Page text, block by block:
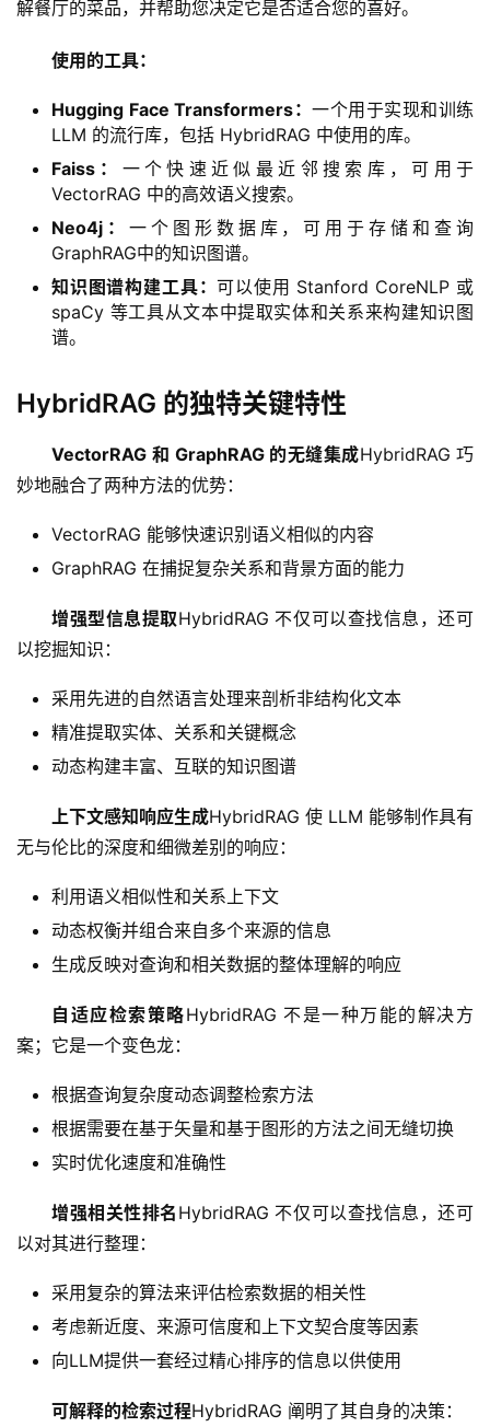
化
解餐厅的菜品，并帮助您决定它是否适合您的喜好。
使用的工具：
Hugging Face Transformers： 一个用于实现和训练
LLM 的流行库，包括 HybridRAG 中使用的库。
Faiss： 一个快速近似最近邻搜索库，可用于
VectorRAG 中的高效语义搜索。
Neo4j： 一个图形数据库，可用于存储和查询
GraphRAG中的知识图谱。
知识图谱构建工具：可以使用 Stanford CoreNLP 或
spaCy 等工具从文本中提取实体和关系来构建知识图
谱。
HybridRAG 的独特关键特性
VectorRAG 和 GraphRAG 的无缝集成HybridRAG 巧
妙地融合了两种方法的优势：
VectorRAG 能够快速识别语义相似的内容
GraphRAG 在捕捉复杂关系和背景方面的能力
增强型信息提取HybridRAG 不仅可以查找信息，还可
以挖掘知识：
采用先进的自然语言处理来剖析非结构化文本
精准提取实体、关系和关键概念
动态构建丰富、互联的知识图谱
上下文感知响应生成HybridRAG 使 LLM 能够制作具有
无与伦比的深度和细微差别的响应：
利用语义相似性和关系上下文
动态权衡并组合来自多个来源的信息
生成反映对查询和相关数据的整体理解的响应
自适应检索策略HybridRAG 不是一种万能的解决方
案；它是一个变色龙：
根据查询复杂度动态调整检索方法
根据需要在基于矢量和基于图形的方法之间无缝切换
实时优化速度和准确性
增强相关性排名 HybridRAG 不仅可以查找信息，还可
以对其进行整理：
采用复杂的算法来评估检索数据的相关性
考虑新近度、来源可信度和上下文契合度等因素
向LLM提供一套经过精心排序的信息以供使用
可解释的检索过程HybridRAG 阐明了其自身的决策：